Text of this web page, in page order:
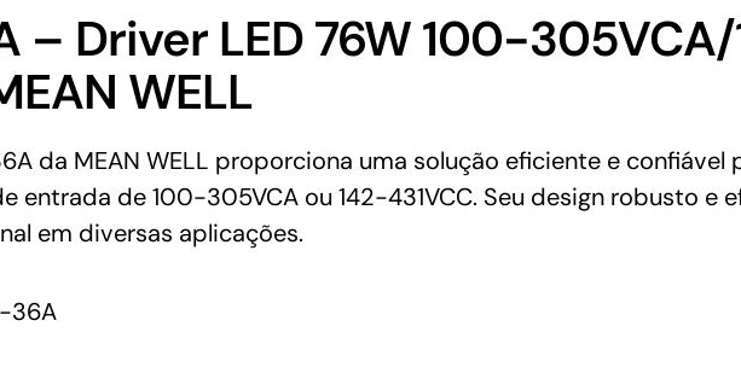
WELL
– Driver LED 76W 100-
WELL
da MEAN WELL proporciona uma solução eficiente e
entrada de 100-305VCA ou 142-431VCC. Seu design robusto e
em diversas aplicações.
36A